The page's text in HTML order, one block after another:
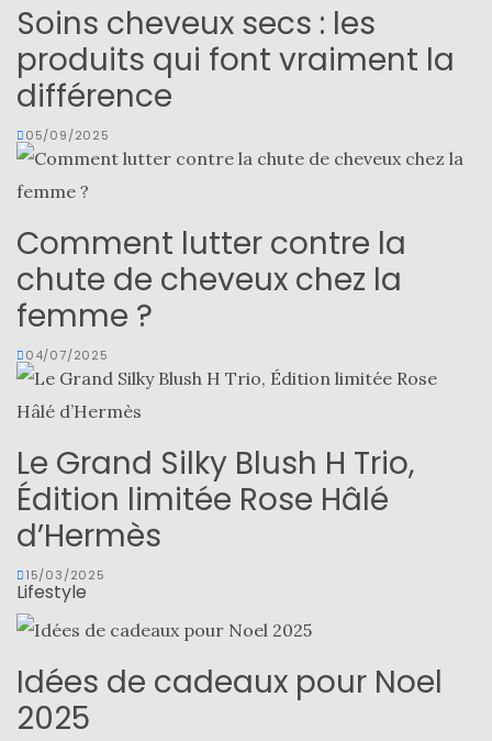
Soins cheveux secs : les
produits qui font vraiment la
différence
05/09/2025
Comment lutter contre la
chute de cheveux chez la
femme ?
04/07/2025
Le Grand Silky Blush H Trio,
Édition limitée Rose Hâlé
d’Hermès
15/03/2025
Lifestyle
Idées de cadeaux pour Noel
2025